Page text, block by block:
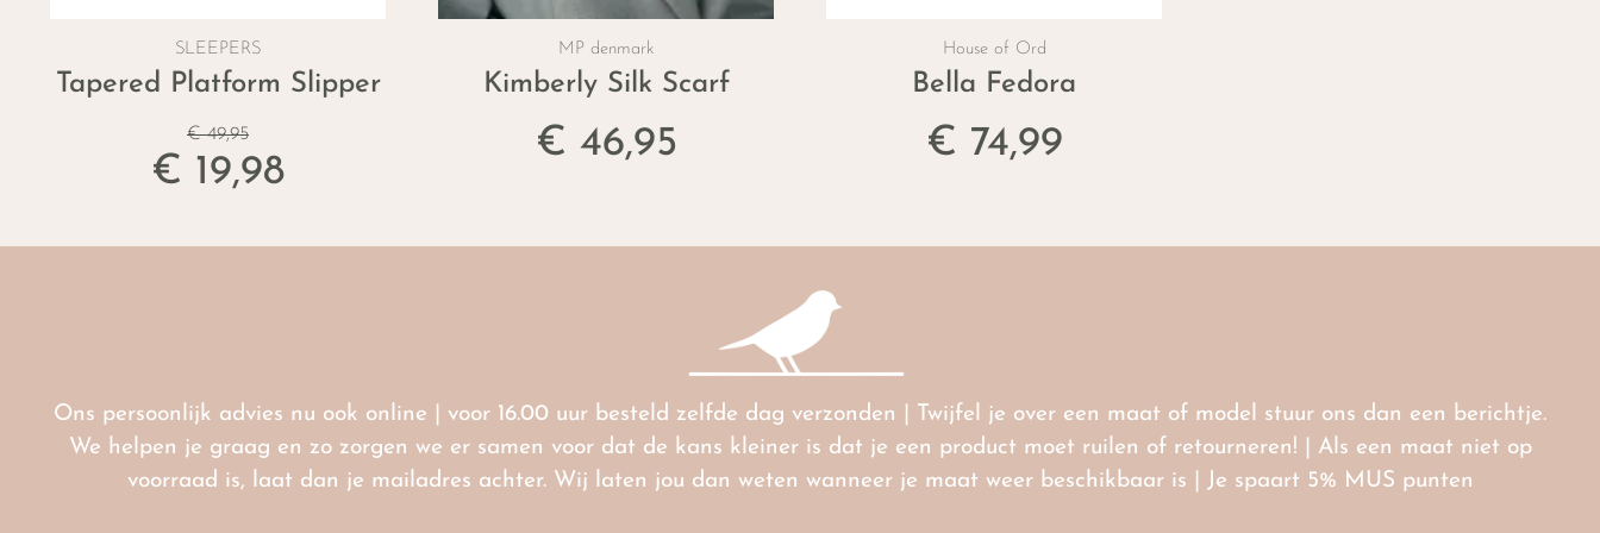
SLEEPERS
Tapered Platform Slipper
€ 49,95
€ 19,98
MP denmark
Kimberly Silk Scarf
€ 46,95
House of Ord
Bella Fedora
€ 74,99
Ons persoonlijk advies nu ook online | voor 16.00 uur besteld zelfde dag verzonden | Twijfel je over een maat of model stuur ons dan een berichtje.
We helpen je graag en zo zorgen we er samen voor dat de kans kleiner is dat je een product moet ruilen of retourneren! | Als een maat niet op
voorraad is, laat dan je mailadres achter. Wij laten jou dan weten wanneer je maat weer beschikbaar is | Je spaart 5% MUS punten